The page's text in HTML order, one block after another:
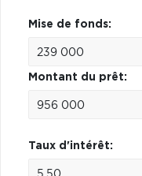
Mise de fonds:
Montant du prêt:
Taux d'intérêt: